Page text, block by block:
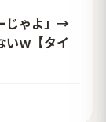
じゃよ」→
いｗ【タイ